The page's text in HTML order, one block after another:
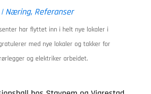
Næring, Referanser
har flyttet inn i helt nye lokaler i
med nye lokaler og takker for
og elektriker arbeidet.